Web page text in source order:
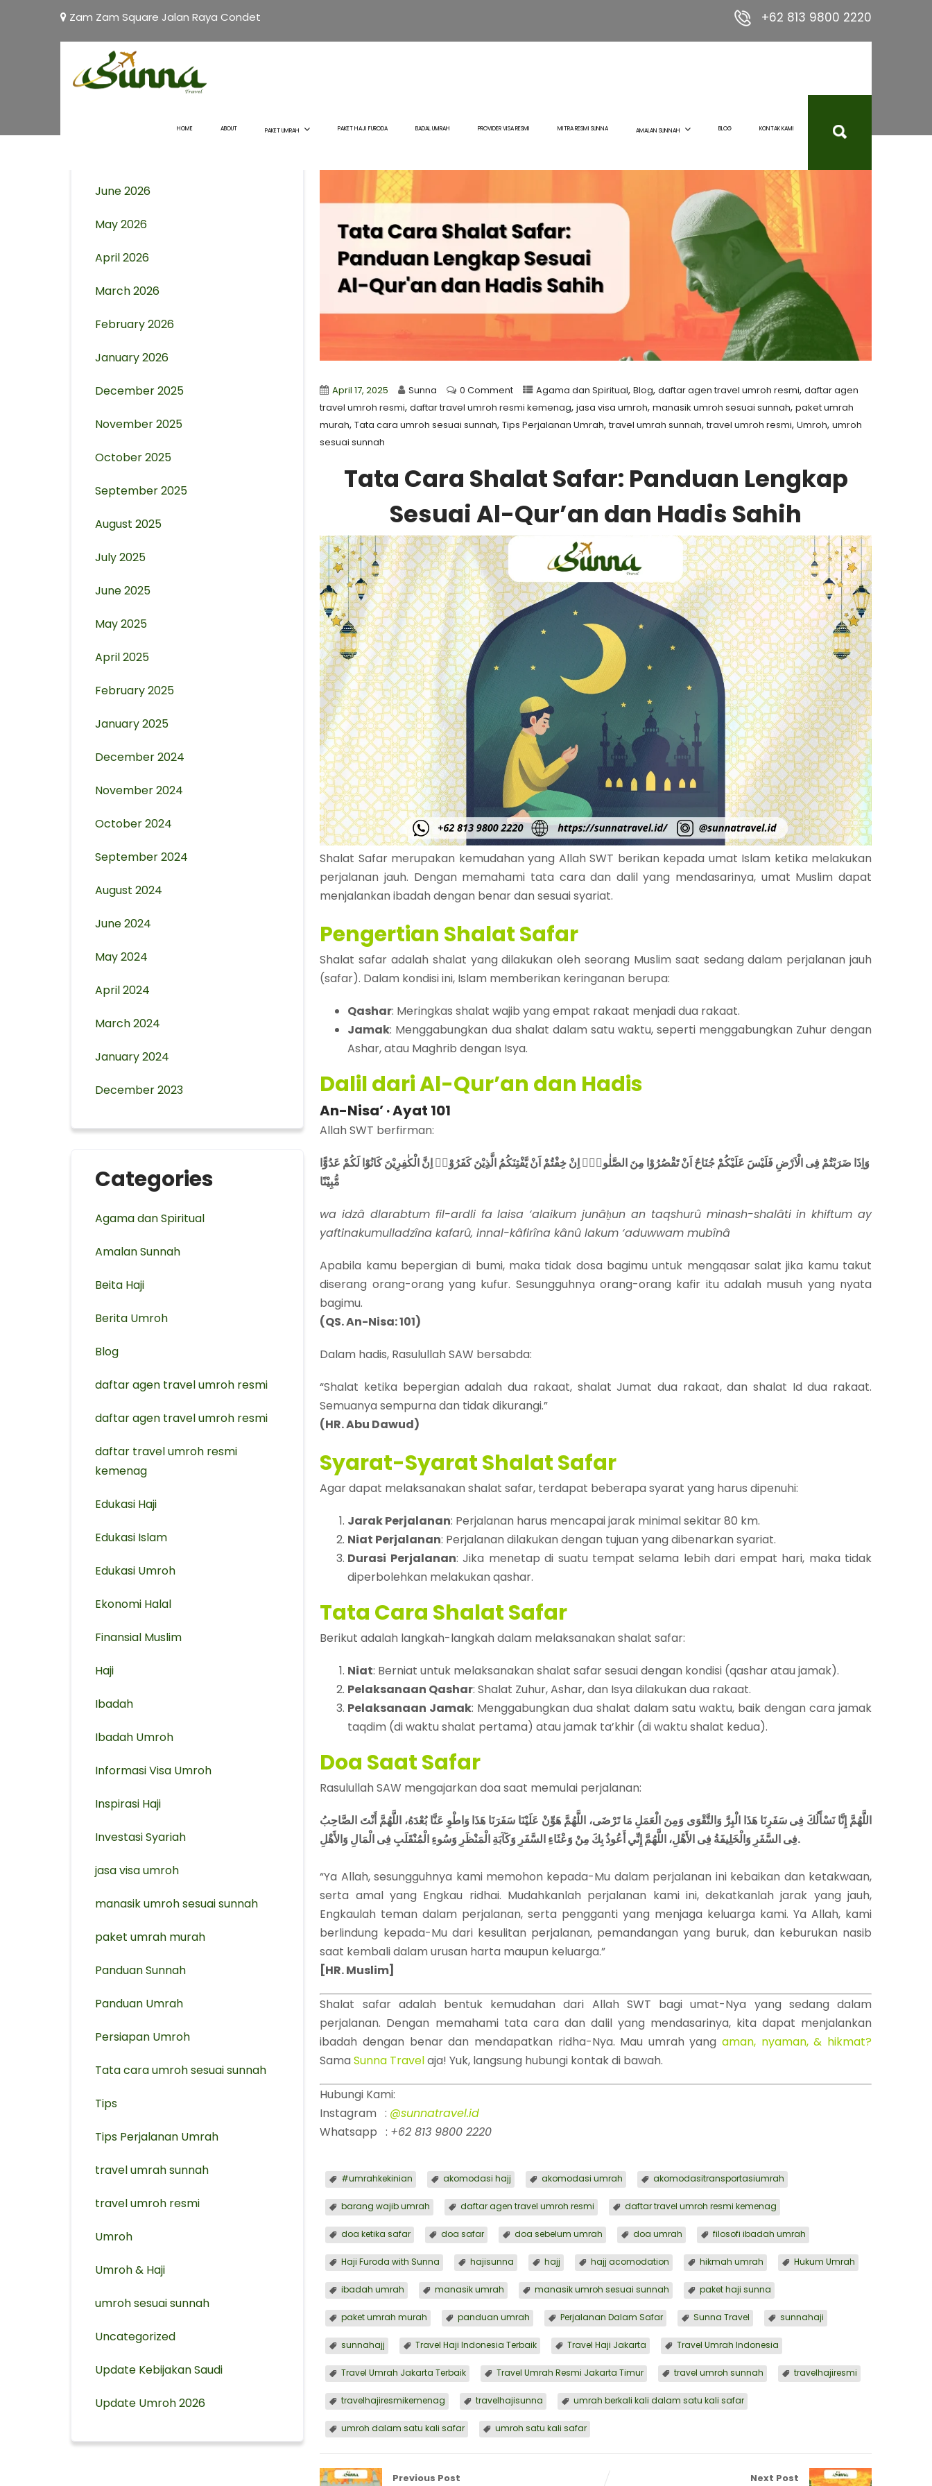
Zam Zam Square Jalan Raya Condet +62 813 9800 2220
HOME ABOUT PAKET UMRAH PAKET HAJI FURODA BADAL UMRAH PROVIDER VISA RESMI MITRA RESMI SUNNA AMALAN SUNNAH BLOG KONTAK KAMI
April 17, 2025 Sunna 0 Comment Agama dan Spiritual,Blog,daftar agen travel umroh resmi,⁠daftar agen
travel umroh resmi,daftar travel umroh resmi kemenag,jasa visa umroh,manasik umroh sesuai sunnah,paket umrah
murah,Tata cara umroh sesuai sunnah,Tips Perjalanan Umrah,travel umrah sunnah,travel umroh resmi,Umroh,umroh
sesuai sunnah
Tata Cara Shalat Safar: Panduan Lengkap
Sesuai Al-Qur’an dan Hadis Sahih
Shalat Safar​ merupakan kemudahan yang Allah SWT berikan kepada umat Islam ketika melakukan
perjalanan jauh. Dengan memahami tata cara dan dalil yang mendasarinya, umat Muslim dapat
menjalankan ibadah dengan benar dan sesuai syariat.​
Pengertian Shalat Safar
Shalat safar adalah shalat yang dilakukan oleh seorang Muslim saat sedang dalam perjalanan jauh
(safar). Dalam kondisi ini, Islam memberikan keringanan berupa:​
Qashar: Meringkas shalat wajib yang empat rakaat menjadi dua rakaat.​
Jamak: Menggabungkan dua shalat dalam satu waktu, seperti menggabungkan Zuhur dengan
Ashar, atau Maghrib dengan Isya.​
Dalil dari Al-Qur’an dan Hadis
An-Nisa’ · Ayat 101
Allah SWT berfirman:
وَاِذَا ضَرَبْتُمْ فِى الْاَرْضِ فَلَيْسَ عَلَيْكُمْ جُنَاحٌ اَنْ تَقْصُرُوْا مِنَ الصَّلٰوةِۖ اِنْ خِفْتُمْ اَنْ يَّفْتِنَكُمُ الَّذِيْنَ كَفَرُوْاۗ اِنَّ الْكٰفِرِيْنَ كَانُوْا لَكُمْ عَدُوًّا
مُّبِيْنًا
wa idzâ dlarabtum fil-ardli fa laisa ‘alaikum junâḫun an taqshurû minash-shalâti in khiftum ay
yaftinakumulladzîna kafarû, innal-kâfirîna kânû lakum ‘aduwwam mubînâ
Apabila kamu bepergian di bumi, maka tidak dosa bagimu untuk mengqasar salat jika kamu takut
diserang orang-orang yang kufur. Sesungguhnya orang-orang kafir itu adalah musuh yang nyata
bagimu.
(QS. An-Nisa: 101)​
Dalam hadis, Rasulullah SAW bersabda:​
“Shalat ketika bepergian adalah dua rakaat, shalat Jumat dua rakaat, dan shalat Id dua rakaat.
Semuanya sempurna dan tidak dikurangi.”
(HR. Abu Dawud)​
Syarat-Syarat Shalat Safar
Agar dapat melaksanakan shalat safar, terdapat beberapa syarat yang harus dipenuhi:​
Jarak Perjalanan: Perjalanan harus mencapai jarak minimal sekitar 80 km.​
Niat Perjalanan: Perjalanan dilakukan dengan tujuan yang dibenarkan syariat.​
Durasi Perjalanan: Jika menetap di suatu tempat selama lebih dari empat hari, maka tidak
diperbolehkan melakukan qashar.​
Tata Cara Shalat Safar
Berikut adalah langkah-langkah dalam melaksanakan shalat safar:​
Niat: Berniat untuk melaksanakan shalat safar sesuai dengan kondisi (qashar atau jamak).​
Pelaksanaan Qashar: Shalat Zuhur, Ashar, dan Isya dilakukan dua rakaat.​
Pelaksanaan Jamak: Menggabungkan dua shalat dalam satu waktu, baik dengan cara jamak
taqdim (di waktu shalat pertama) atau jamak ta’khir (di waktu shalat kedua).​
Doa Saat Safar
Rasulullah SAW mengajarkan doa saat memulai perjalanan:​
اللَّهُمَّ إِنَّا نَسْأَلُكَ فِى سَفَرِنَا هَذَا الْبِرَّ وَالتَّقْوَى وَمِنَ الْعَمَلِ مَا تَرْضَى، اللَّهُمَّ هَوِّنْ عَلَيْنَا سَفَرَنَا هَذَا وَاطْوِ عَنَّا بُعْدَهُ، اللَّهُمَّ أَنْتَ الصَّاحِبُ
فِى السَّفَرِ وَالْخَلِيفَةُ فِى الأَهْلِ، اللَّهُمَّ إِنِّي أَعُوذُ بِكَ مِنْ وَعْثَاءِ السَّفَرِ وَكَآبَةِ الْمَنْظَرِ وَسُوءِ الْمُنْقَلَبِ فِى الْمَالِ وَالأَهْلِ.
“Ya Allah, sesungguhnya kami memohon kepada-Mu dalam perjalanan ini kebaikan dan ketakwaan,
serta amal yang Engkau ridhai. Mudahkanlah perjalanan kami ini, dekatkanlah jarak yang jauh,
Engkaulah teman dalam perjalanan, serta pengganti yang menjaga keluarga kami. Ya Allah, kami
berlindung kepada-Mu dari kesulitan perjalanan, pemandangan yang buruk, dan keburukan nasib
saat kembali dalam urusan harta maupun keluarga.”
[HR. Muslim]
Shalat safar adalah bentuk kemudahan dari Allah SWT bagi umat-Nya yang sedang dalam
perjalanan. Dengan memahami tata cara dan dalil yang mendasarinya, kita dapat menjalankan
ibadah dengan benar dan mendapatkan ridha-Nya.​ Mau umrah yangaman, nyaman, & hikmat?
SamaSunna Travelaja! Yuk, langsung hubungi kontak di bawah.
Hubungi Kami:
Instagram : @sunnatravel.id
Whatsapp : +62 813 9800 2220
#umrahkekinian akomodasi hajj akomodasi umrah akomodasitransportasiumrah
barang wajib umrah ⁠daftar agen travel umroh resmi daftar travel umroh resmi kemenag
doa ketika safar doa safar doa sebelum umrah doa umrah filosofi ibadah umrah
Haji Furoda with Sunna hajisunna hajj hajj acomodation hikmah umrah Hukum Umrah
ibadah umrah manasik umrah manasik umroh sesuai sunnah paket haji sunna
paket umrah murah panduan umrah Perjalanan Dalam Safar Sunna Travel sunnahaji
sunnahajj Travel Haji Indonesia Terbaik Travel Haji Jakarta Travel Umrah Indonesia
Travel Umrah Jakarta Terbaik Travel Umrah Resmi Jakarta Timur travel umroh sunnah travelhajiresmi
travelhajiresmikemenag travelhajisunna umrah berkali kali dalam satu kali safar
umroh dalam satu kali safar umroh satu kali safar
Previous Post Next Post
Archives
June 2026
May 2026
April 2026
March 2026
February 2026
January 2026
December 2025
November 2025
October 2025
September 2025
August 2025
July 2025
June 2025
May 2025
April 2025
February 2025
January 2025
December 2024
November 2024
October 2024
September 2024
August 2024
June 2024
May 2024
April 2024
March 2024
January 2024
December 2023
Categories
Agama dan Spiritual
Amalan Sunnah
Beita Haji
Berita Umroh
Blog
daftar agen travel umroh resmi
⁠daftar agen travel umroh resmi
daftar travel umroh resmi
kemenag
Edukasi Haji
Edukasi Islam
Edukasi Umroh
Ekonomi Halal
Finansial Muslim
Haji
Ibadah
Ibadah Umroh
Informasi Visa Umroh
Inspirasi Haji
Investasi Syariah
jasa visa umroh
manasik umroh sesuai sunnah
paket umrah murah
Panduan Sunnah
Panduan Umrah
Persiapan Umroh
Tata cara umroh sesuai sunnah
Tips
Tips Perjalanan Umrah
travel umrah sunnah
travel umroh resmi
Umroh
Umroh & Haji
umroh sesuai sunnah
Uncategorized
Update Kebijakan Saudi
Update Umroh 2026